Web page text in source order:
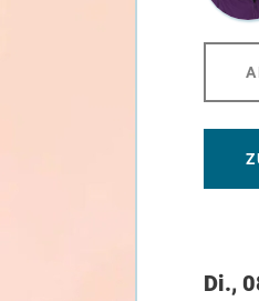
Di.,